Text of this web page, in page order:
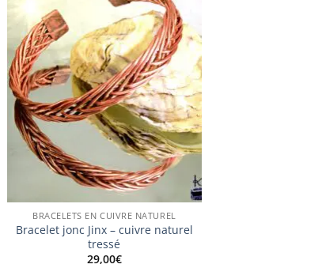
BRACELETS EN CUIVRE NATUREL
Bracelet jonc Jinx – cuivre naturel
tressé
29,00€